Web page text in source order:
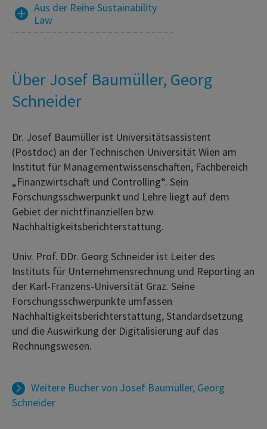
Aus der Reihe Sustainability
Law
Über Josef Baumüller, Georg
Schneider
Dr. Josef Baumüller ist Universitätsassistent
(Postdoc) an der Technischen Universität Wien am
Institut für Managementwissenschaften, Fachbereich
„Finanzwirtschaft und Controlling“. Sein
Forschungsschwerpunkt und Lehre liegt auf dem
Gebiet der nichtfinanziellen bzw.
Nachhaltigkeitsberichterstattung.
Univ. Prof. DDr. Georg Schneider ist Leiter des
Instituts für Unternehmensrechnung und Reporting an
der Karl-Franzens-Universität Graz. Seine
Forschungsschwerpunkte umfassen
Nachhaltigkeitsberichterstattung, Standardsetzung
und die Auswirkung der Digitalisierung auf das
Rechnungswesen.
Weitere Bücher von Josef Baumüller, Georg
Schneider